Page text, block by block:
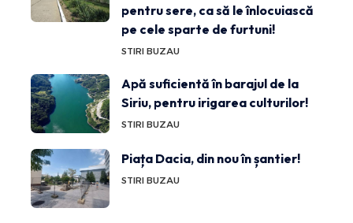
pentru sere, ca să le înlocuiască
pe cele sparte de furtuni!
STIRI BUZAU
Apă suficientă în barajul de la
Siriu, pentru irigarea culturilor!
STIRI BUZAU
Piața Dacia, din nou în șantier!
STIRI BUZAU